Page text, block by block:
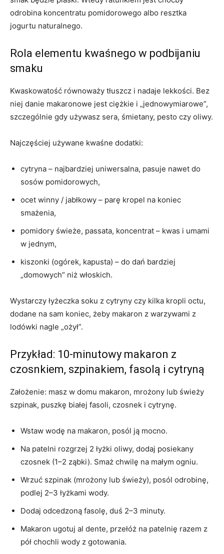
odrobina koncentratu pomidorowego albo resztka
jogurtu naturalnego.
Rola elementu kwaśnego w podbijaniu
smaku
Kwaskowatość równoważy tłuszcz i nadaje lekkości. Bez
niej danie makaronowe jest ciężkie i „jednowymiarowe”,
szczególnie gdy używasz sera, śmietany, pesto czy oliwy.
Najczęściej używane kwaśne dodatki:
cytryna – najbardziej uniwersalna, pasuje nawet do
sosów pomidorowych,
ocet winny / jabłkowy – parę kropel na koniec
smażenia,
pomidory świeże, passata, koncentrat – kwas i umami
w jednym,
kiszonki (ogórek, kapusta) – do dań bardziej
„domowych” niż włoskich.
Wystarczy łyżeczka soku z cytryny czy kilka kropli octu,
dodane na sam koniec, żeby makaron z warzywami z
lodówki nagle „ożył”.
Przykład: 10‑minutowy makaron z
czosnkiem, szpinakiem, fasolą i cytryną
Założenie: masz w domu makaron, mrożony lub świeży
szpinak, puszkę białej fasoli, czosnek i cytrynę.
Wstaw wodę na makaron, posól ją mocno.
Na patelni rozgrzej 2 łyżki oliwy, dodaj posiekany
czosnek (1–2 ząbki). Smaż chwilę na małym ogniu.
Wrzuć szpinak (mrożony lub świeży), posól odrobinę,
podlej 2–3 łyżkami wody.
Dodaj odcedzoną fasolę, duś 2–3 minuty.
Makaron ugotuj al dente, przełóż na patelnię razem z
pół chochli wody z gotowania.